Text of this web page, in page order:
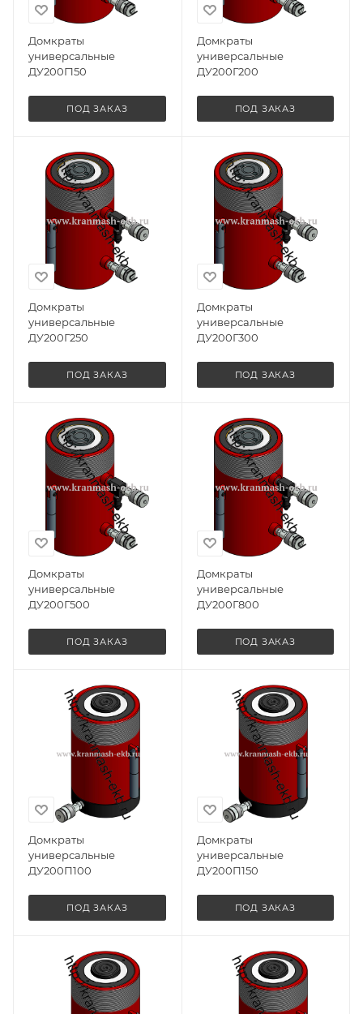
Домкраты
универсальные
ДУ200Г150
ПОД ЗАКАЗ
Домкраты
универсальные
ДУ200Г200
ПОД ЗАКАЗ
Домкраты
универсальные
ДУ200Г250
ПОД ЗАКАЗ
Домкраты
универсальные
ДУ200Г300
ПОД ЗАКАЗ
Домкраты
универсальные
ДУ200Г500
ПОД ЗАКАЗ
Домкраты
универсальные
ДУ200Г800
ПОД ЗАКАЗ
Домкраты
универсальные
ДУ200П100
ПОД ЗАКАЗ
Домкраты
универсальные
ДУ200П150
ПОД ЗАКАЗ